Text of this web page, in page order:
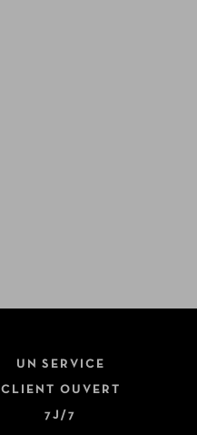
UN SERVICE
CLIENT OUVERT
7J/7